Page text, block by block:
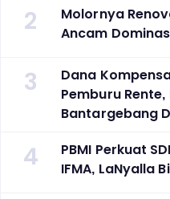
2
Molornya
Ancam
3
Dana
Pemburu Rente,
Bantargebang
4
PBMI Perkuat
IFMA, LaNyalla